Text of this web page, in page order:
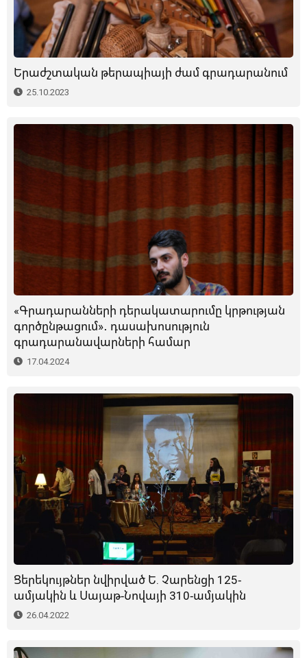
Երաժշտական թերապիայի ժամ գրադարանում
25.10.2023
«Գրադարանների դերակատարումը կրթության
գործընթացում»․ դասախոսություն
գրադարանավարների համար
17.04.2024
Ցերեկույթներ նվիրված Ե. Չարենցի 125-
ամյակին և Սայաթ-Նովայի 310-ամյակին
26.04.2022